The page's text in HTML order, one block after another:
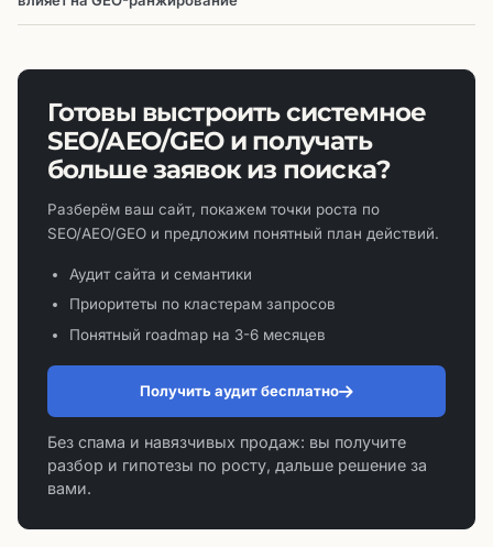
Готовы выстроить системное
SEO/AEO/GEO и получать
больше заявок из поиска?
Разберём ваш сайт, покажем точки роста по
SEO/AEO/GEO и предложим понятный план действий.
Аудит сайта и семантики
Приоритеты по кластерам запросов
Понятный roadmap на 3-6 месяцев
Получить аудит бесплатно
Без спама и навязчивых продаж: вы получите
разбор и гипотезы по росту, дальше решение за
вами.